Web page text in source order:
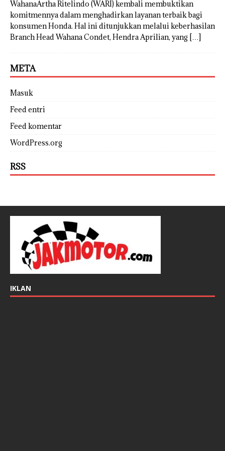
WahanaArtha Ritelindo (WARI) kembali membuktikan
komitmennya dalam menghadirkan layanan terbaik bagi
konsumen Honda. Hal ini ditunjukkan melalui keberhasilan
Branch Head Wahana Condet, Hendra Aprilian, yang […]
META
Masuk
Feed entri
Feed komentar
WordPress.org
RSS
IKLAN